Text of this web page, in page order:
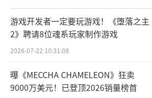
游戏开发者一定要玩游戏！《堕落之主
2》聘请8位魂系玩家制作游戏
2026-07-22 10:31:08
曝《MECCHA CHAMELEON》狂卖
9000万美元！已登顶2026销量榜首